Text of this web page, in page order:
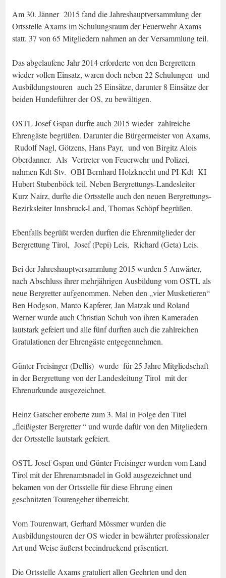
Am 30. Jänner 2015 fand die Jahreshauptversammlung der
Ortsstelle Axams im Schulungsraum der Feuerwehr Axams
statt. 37 von 65 Mitgliedern nahmen an der Versammlung teil.
Das abgelaufene Jahr 2014 erforderte von den Bergrettern
wieder vollen Einsatz, waren doch neben 22 Schulungen und
Ausbildungstouren auch 25 Einsätze, darunter 8 Einsätze der
beiden Hundeführer der OS, zu bewältigen.
OSTL Josef Gspan durfte auch 2015 wieder zahlreiche
Ehrengäste begrüßen. Darunter die Bürgermeister von Axams,
Rudolf Nagl, Götzens, Hans Payr, und von Birgitz Alois
Oberdanner. Als Vertreter von Feuerwehr und Polizei,
nahmen Kdt-Stv. OBI Bernhard Holzknecht und PI-Kdt KI
Hubert Stubenböck teil. Neben Bergrettungs-Landesleiter
Kurz Nairz, durfte die Ortsstelle auch den neuen Bergrettungs-
Bezirksleiter Innsbruck-Land, Thomas Schöpf begrüßen.
Ebenfalls begrüßt werden durften die Ehrenmitglieder der
Bergrettung Tirol, Josef (Pepi) Leis, Richard (Geta) Leis.
Bei der Jahreshauptversammlung 2015 wurden 5 Anwärter,
nach Abschluss ihrer mehrjährigen Ausbildung vom OSTL als
neue Bergretter aufgenommen. Neben den „vier Musketieren“
Ben Hodgson, Marco Kapferer, Jan Matzak und Roland
Werner wurde auch Christian Schuh von ihren Kameraden
lautstark gefeiert und alle fünf durften auch die zahlreichen
Gratulationen der Ehrengäste entgegennehmen.
Günter Freisinger (Dellis) wurde für 25 Jahre Mitgliedschaft
in der Bergrettung von der Landesleitung Tirol mit der
Ehrenurkunde ausgezeichnet.
Heinz Gatscher eroberte zum 3. Mal in Folge den Titel
„fleißigster Bergretter “ und wurde dafür von den Mitgliedern
der Ortsstelle lautstark gefeiert.
OSTL Josef Gspan und Günter Freisinger wurden vom Land
Tirol mit der Ehrenamtsnadel in Gold ausgezeichnet und
bekamen von der Ortsstelle für diese Ehrung einen
geschnitzten Tourengeher überreicht.
Vom Tourenwart, Gerhard Mössmer wurden die
Ausbildungstouren der OS wieder in bewährter professionaler
Art und Weise äußerst beeindruckend präsentiert.
Die Ortsstelle Axams gratuliert allen Geehrten und den